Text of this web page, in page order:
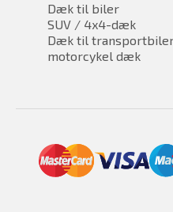
Dæk til biler
SUV / 4x4-dæk
Dæk til
motorcykel dæk